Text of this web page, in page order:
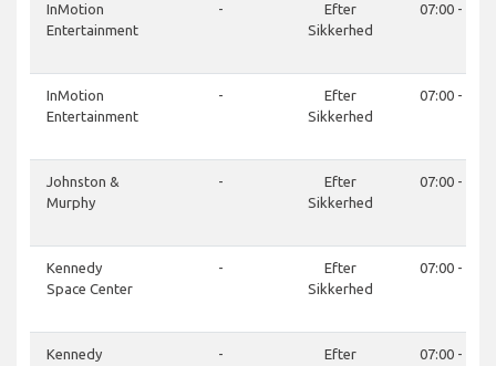
InMotion
Entertainment
-
Efter
Sikkerhed
07:00 -
InMotion
Entertainment
-
Efter
Sikkerhed
07:00 -
Johnston &
Murphy
-
Efter
Sikkerhed
07:00 -
Kennedy
Space Center
-
Efter
Sikkerhed
07:00 -
Kennedy
-
Efter
07:00 -